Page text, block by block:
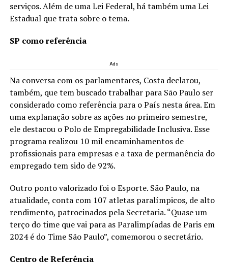
serviços. Além de uma Lei Federal, há também uma Lei
Estadual que trata sobre o tema.
SP como referência
Ads
Na conversa com os parlamentares, Costa declarou,
também, que tem buscado trabalhar para São Paulo ser
considerado como referência para o País nesta área. Em
uma explanação sobre as ações no primeiro semestre,
ele destacou o Polo de Empregabilidade Inclusiva. Esse
programa realizou 10 mil encaminhamentos de
profissionais para empresas e a taxa de permanência do
empregado tem sido de 92%.
Outro ponto valorizado foi o Esporte. São Paulo, na
atualidade, conta com 107 atletas paralímpicos, de alto
rendimento, patrocinados pela Secretaria. “Quase um
terço do time que vai para as Paralimpíadas de Paris em
2024 é do Time São Paulo”, comemorou o secretário.
Centro de Referência